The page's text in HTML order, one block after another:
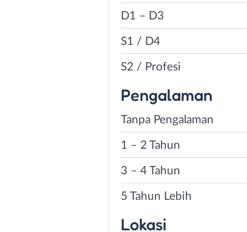
D1 – D3
S1 / D4
S2 / Profesi
Pengalaman
Tanpa Pengalaman
1 – 2 Tahun
3 – 4 Tahun
5 Tahun Lebih
Lokasi